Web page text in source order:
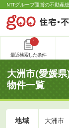
NTTグループ運営の不動産
1
最近検索した条件
大洲市(愛媛
物件一覧
地域 大洲市